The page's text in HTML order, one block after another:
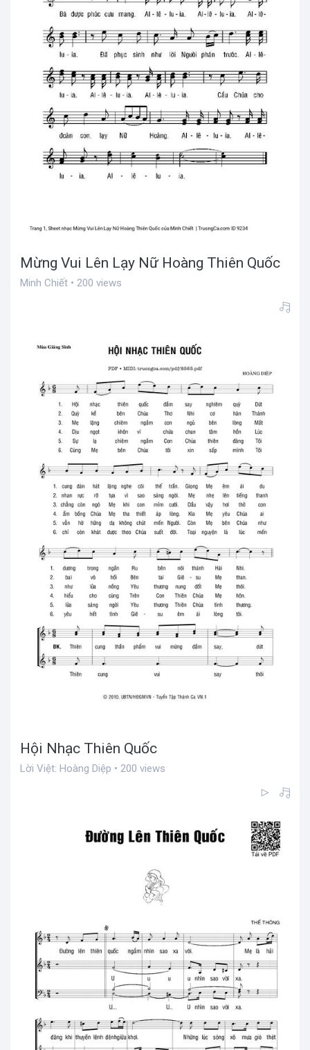
Mừng Vui Lên Lạy Nữ Hoàng Thiên Quốc
Minh Chiết • 200 views
Hội Nhạc Thiên Quốc
Lời Việt: Hoàng Diệp • 200 views